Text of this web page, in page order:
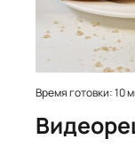
Время готовки: 10